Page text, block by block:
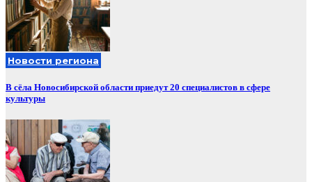
Новости региона
В сёла Новосибирской области приедут 20 специалистов в сфере
культуры